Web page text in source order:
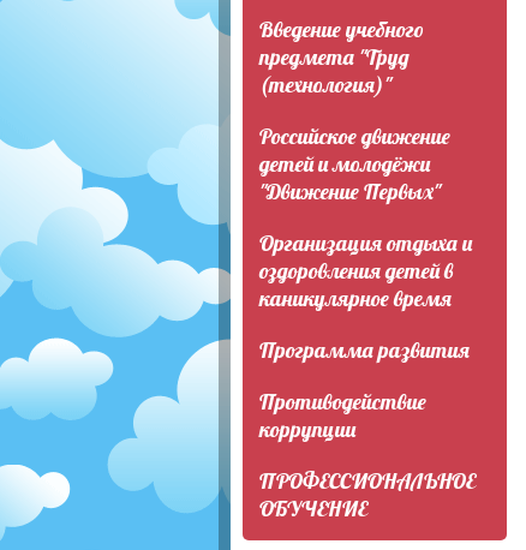
Введение учебного
предмета "Труд
(технология)"
Российское движение
детей и молодёжи
"Движение Первых"
Организация отдыха и
оздоровления детей в
каникулярное время
Программа развития
Противодействие
коррупции
ПРОФЕССИОНАЛЬНОЕ
ОБУЧЕНИЕ